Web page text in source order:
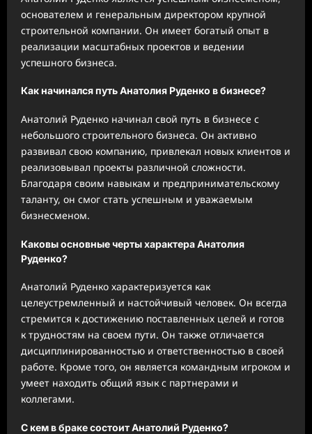
основателем и генеральным директором крупной
строительной компании. Он имеет богатый опыт в
реализации масштабных проектов и ведении
успешного бизнеса.
Как начинался путь Анатолия Руденко в бизнесе?
Анатолий Руденко начинал свой путь в бизнесе с
небольшого строительного бизнеса. Он активно
развивал свою компанию, привлекал новых клиентов и
реализовывал проекты различной сложности.
Благодаря своим навыкам и предпринимательскому
таланту, он смог стать успешным и уважаемым
бизнесменом.
Каковы основные черты характера Анатолия
Руденко?
Анатолий Руденко характеризуется как
целеустремленный и настойчивый человек. Он всегда
стремится к достижению поставленных целей и готов
к трудностям на своем пути. Он также отличается
дисциплинированностью и ответственностью в своей
работе. Кроме того, он является командным игроком и
умеет находить общий язык с партнерами и
коллегами.
С кем в браке состоит Анатолий Руденко?